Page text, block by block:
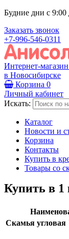
Будние дни с
Заказать звонок
+7-996-546-0311
Интернет-
в Новосибирске
Корзина 0
Личный кабинет
Искать:
Каталог
Новости и
Корзина
Контакты
Купить в
Товары со
Купить в 1
Скамья